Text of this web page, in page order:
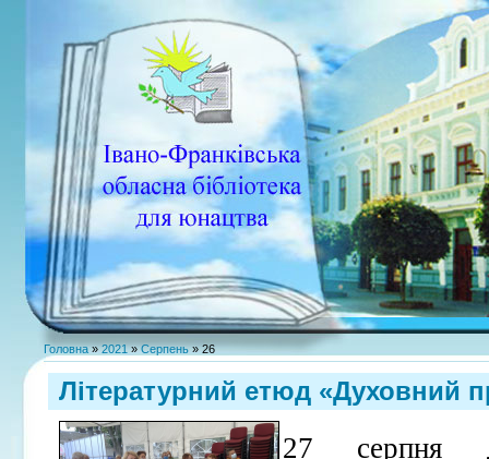
Головна»2021 » Серпень » 26
Літературний етюд «Духовний
27 серпня